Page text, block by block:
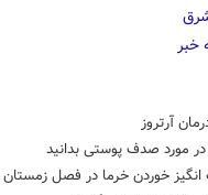
آرتروز
مورد صدف پوستی بدانید